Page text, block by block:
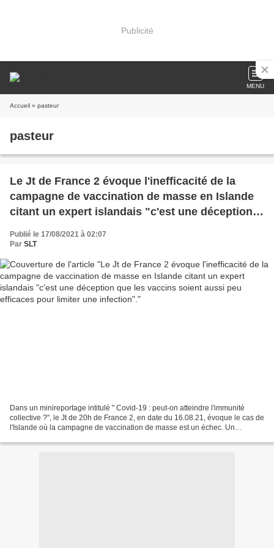
Publicité
MENU
Accueil » pasteur
pasteur
Le Jt de France 2 évoque l'inefficacité de la
campagne de vaccination de masse en Islande
citant un expert islandais "c'est une déception
que les vaccins soient aussi peu efficaces pour
limiter une infection".
Publié le 17/08/2021 à 02:07
Par SLT
Dans un minireportage intitulé " Covid-19 : peut-on atteindre l'immunité
collective ?", le Jt de 20h de France 2, en date du 16.08.21, évoque le cas de
l'Islande où la campagne de vaccination de masse est un échec. Un